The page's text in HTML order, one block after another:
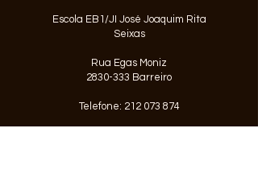
Escola EB1/JI José Joaquim Rita
Seixas
Rua Egas Moniz
2830-333 Barreiro
Telefone: 212 073 874